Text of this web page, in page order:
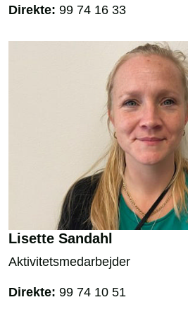
Direkte: 99 74 16 33
Lisette Sandahl
Aktivitetsmedarbejder
Direkte: 99 74 10 51